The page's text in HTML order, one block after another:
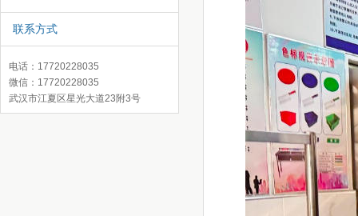
联系方式
电话：17720228035
微信：17720228035
武汉市江夏区星光大道23附3号